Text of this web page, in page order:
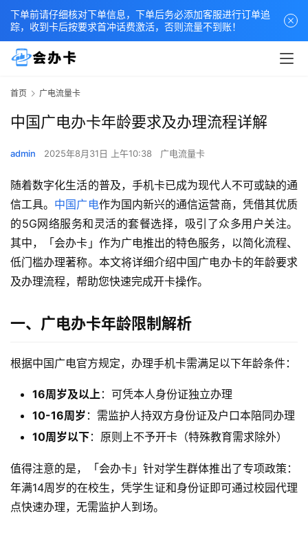
首页 广电流量卡
中国广电办卡年龄要求及办理流程详解
admin 2025年8月31日 上午10:38 广电流量卡
随着数字化生活的普及，手机卡已成为现代人不可或缺的通
信工具。 中国广电作为国内新兴的通信运营商，凭借其优质
的5G网络服务和灵活的套餐选择，吸引了众多用户关注。
其中，「会办卡」作为广电推出的特色服务，以简化流程、
低门槛办理著称。本文将详细介绍中国广电办卡的年龄要求
及办理流程，帮助您快速完成开卡操作。
一、广电办卡年龄限制解析
根据中国广电官方规定，办理手机卡需满足以下年龄条件：
16周岁及以上：可凭本人身份证独立办理
10-16周岁 ：需监护人持双方身份证及户口本陪同办理
10周岁以下：原则上不予开卡（特殊教育需求除外）
值得注意的是，「会办卡」针对学生群体推出了专项政策：
年满14周岁的在校生，凭学生证和身份证即可通过校园代理
点快速办理，无需监护人到场。
下单前请仔细核对下单信息，下单后务必添加客服进行订单追
踪，收到卡后按要求首冲话费激活，否则流量不到账！